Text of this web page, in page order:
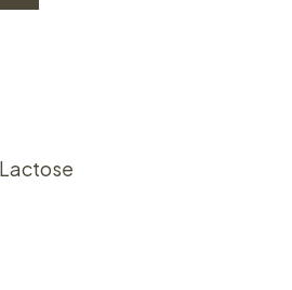
Lactose